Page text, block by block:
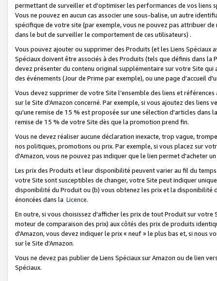
permettant de surveiller et d'optimiser les performances de vos liens
Vous ne pouvez en aucun cas associer une sous-balise, un autre
spécifique de votre site (par exemple, vous ne pouvez pas attribuer
dans le but de surveiller le comportement de ces utilisateurs) .
Vous pouvez ajouter ou supprimer des Produits (et les Liens
Spéciaux doivent être associés à des Produits (tels que définis dans
devez présenter du contenu original supplémentaire sur votre Site qui
des événements (Jour de Prime par exemple), ou une page d'accueil
Vous devez supprimer de votre Site l’ensemble des liens et
sur le Site d'Amazon concerné. Par exemple, si vous ajoutez des
qu'une remise de 15 % est proposée sur une sélection d'articles
remise de 15 % de votre Site dès que la promotion prend fin.
Vous ne devez réaliser aucune déclaration inexacte, trop vague,
nos politiques, promotions ou prix. Par exemple, si vous placez sur
d'Amazon, vous ne pouvez pas indiquer que le lien permet d'acheter
Les prix des Produits et leur disponibilité peuvent varier au fil du
votre Site sont susceptibles de changer, votre Site peut indiquer
disponibilité du Produit ou (b) vous obtenez les prix et la disponibilité
énoncées dans la Licence.
En outre, si vous choisissez d'afficher les prix de tout Produit sur
moteur de comparaison des prix) aux côtés des prix de produits
d'Amazon, vous devez indiquer le prix « neuf » le plus bas et, si nous
sur le Site d'Amazon.
Vous ne devez pas publier de Liens Spéciaux sur Amazon ou de lien
Spéciaux.